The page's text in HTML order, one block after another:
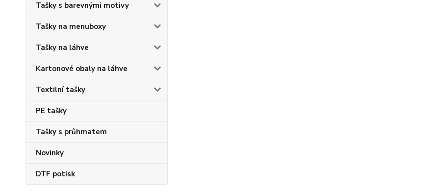
Tašky s barevnými motivy
Tašky na menuboxy
Tašky na láhve
Kartonové obaly na láhve
Textilní tašky
PE tašky
Tašky s průhmatem
Novinky
DTF potisk